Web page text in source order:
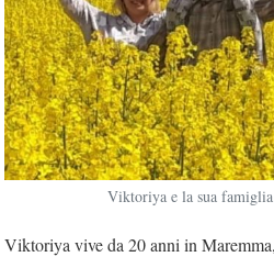
Viktoriya e la sua famiglia
Viktoriya vive da 20 anni in